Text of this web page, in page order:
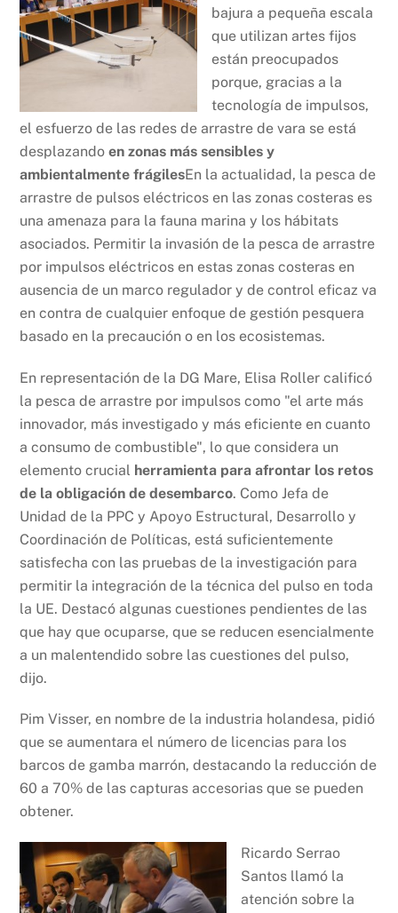
bajura a pequeña escala
que utilizan artes fijos
están preocupados
porque, gracias a la
tecnología de impulsos,
el esfuerzo de las redes de arrastre de vara se está
desplazandoen zonas más sensibles y
ambientalmente frágilesEn la actualidad, la pesca de
arrastre de pulsos eléctricos en las zonas costeras es
una amenaza para la fauna marina y los hábitats
asociados. Permitir la invasión de la pesca de arrastre
por impulsos eléctricos en estas zonas costeras en
ausencia de un marco regulador y de control eficaz va
en contra de cualquier enfoque de gestión pesquera
basado en la precaución o en los ecosistemas.
En representación de la DG Mare, Elisa Roller calificó
la pesca de arrastre por impulsos como "el arte más
innovador, más investigado y más eficiente en cuanto
a consumo de combustible", lo que considera un
elemento crucial herramienta para afrontar los retos
de la obligación de desembarco. Como Jefa de
Unidad de la PPC y Apoyo Estructural, Desarrollo y
Coordinación de Políticas, está suficientemente
satisfecha con las pruebas de la investigación para
permitir la integración de la técnica del pulso en toda
la UE. Destacó algunas cuestiones pendientes de las
que hay que ocuparse, que se reducen esencialmente
a un malentendido sobre las cuestiones del pulso,
dijo.
Pim Visser, en nombre de la industria holandesa, pidió
que se aumentara el número de licencias para los
barcos de gamba marrón, destacando la reducción de
60 a 70% de las capturas accesorias que se pueden
obtener.
Ricardo Serrao
Santos llamó la
atención sobre la